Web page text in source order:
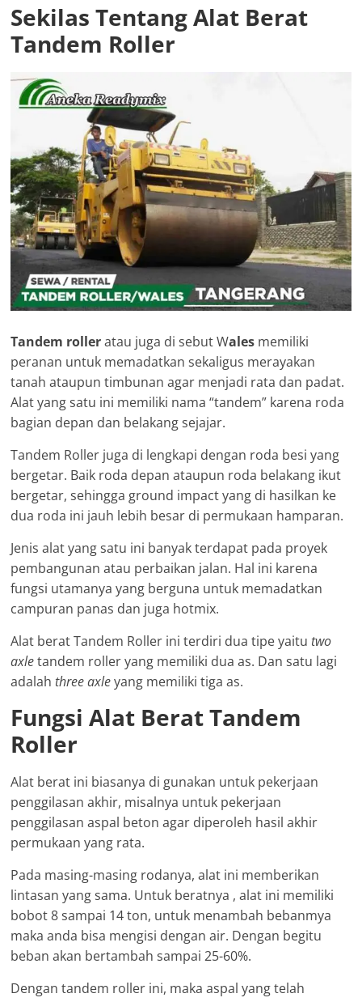
Sekilas Tentang Alat Berat
Tandem Roller
Tandem rolleratau juga di sebut Wales memiliki
peranan untuk memadatkan sekaligus merayakan
tanah ataupun timbunan agar menjadi rata dan padat.
Alat yang satu ini memiliki nama “tandem” karena roda
bagian depan dan belakang sejajar.
Tandem Roller juga di lengkapi dengan roda besi yang
bergetar. Baik roda depan ataupun roda belakang ikut
bergetar, sehingga ground impact yang di hasilkan ke
dua roda ini jauh lebih besar di permukaan hamparan.
Jenis alat yang satu ini banyak terdapat pada proyek
pembangunan atau perbaikan jalan. Hal ini karena
fungsi utamanya yang berguna untuk memadatkan
campuran panas dan juga hotmix.
Alat berat Tandem Roller ini terdiri dua tipe yaitu two
axletandem roller yang memiliki dua as. Dan satu lagi
adalah three axleyang memiliki tiga as.
Fungsi Alat Berat Tandem
Roller
Alat berat ini biasanya di gunakan untuk pekerjaan
penggilasan akhir, misalnya untuk pekerjaan
penggilasan aspal beton agar diperoleh hasil akhir
permukaan yang rata.
Pada masing-masing rodanya, alat ini memberikan
lintasan yang sama. Untuk beratnya , alat ini memiliki
bobot 8 sampai 14 ton, untuk menambah bebanmya
maka anda bisa mengisi dengan air. Dengan begitu
beban akan bertambah sampai 25-60%.
Dengan tandem roller ini, maka aspal yang telah